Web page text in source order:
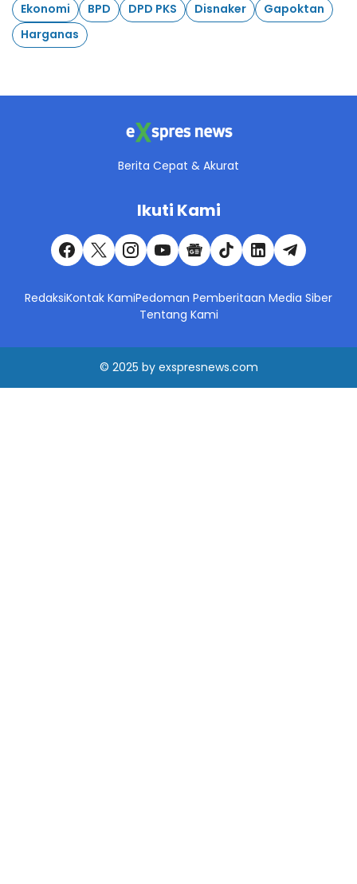
Ekonomi
BPD DPD PKS Disnaker
Gapoktan
Harganas
Berita Cepat & Akurat
Ikuti Kami
RedaksiKontak KamiPedoman Pemberitaan Media Siber
Tentang Kami
© 2025 by exspresnews.com